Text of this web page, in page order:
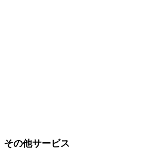
その他サービス